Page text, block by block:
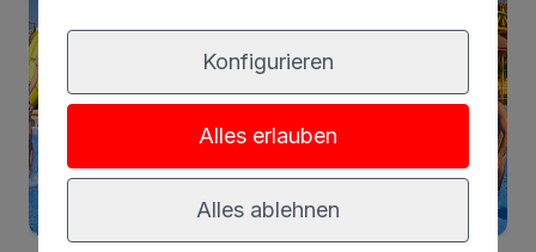
Konfigurieren
Alles erlauben
Alles ablehnen